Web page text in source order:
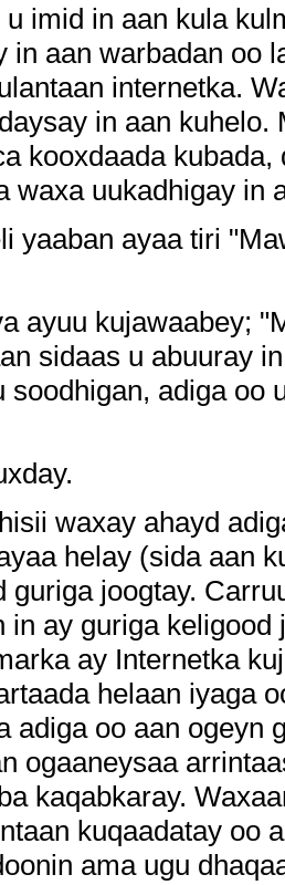
imid in aan kula
in aan warbadan oo
internetka.
in aan kuhelo.
kooxdaada
waxa uukadhigay in
yaaban ayaa tiri
ayuu kujawaabey;
sidaas u abuuray
soodhigan, adiga oo
waxay ahayd
helay (sida aan
guriga joogtay.
in ay guriga
ay Internetka
helaan iyaga
adiga oo aan ogeyn
ogaaneysaa
kaqabkaray.
kuqaadatay oo
ama ugu